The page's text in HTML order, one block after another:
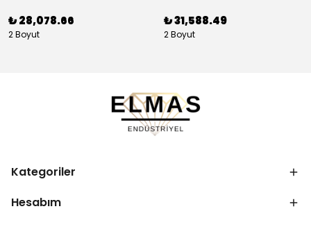
₺ 28,078.66
2 Boyut
₺ 31,588.49
2 Boyut
Kategoriler
Hesabım